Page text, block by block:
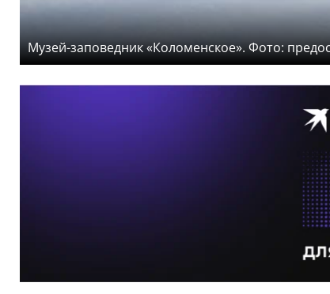
Музей-заповедник «Коломенское». Фото: